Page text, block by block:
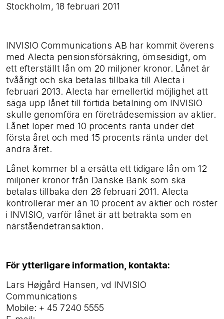
Stockholm, 18 februari 2011
INVISIO Communications AB har kommit överens
med Alecta pensionsförsäkring, ömsesidigt, om
ett efterställt lån om 20 miljoner kronor. Lånet är
tvåårigt och ska betalas tillbaka till Alecta i
februari 2013. Alecta har emellertid möjlighet att
säga upp lånet till förtida betalning om INVISIO
skulle genomföra en företrädesemission av aktier.
Lånet löper med 10 procents ränta under det
första året och med 15 procents ränta under det
andra året.
Lånet kommer bl a ersätta ett tidigare lån om 12
miljoner kronor från Danske Bank som ska
betalas tillbaka den 28 februari 2011. Alecta
kontrollerar mer än 10 procent av aktier och röster
i INVISIO, varför lånet är att betrakta som en
närståendetransaktion.
För ytterligare information, kontakta:
Lars Højgård Hansen, vd INVISIO
Communications
Mobile: + 45 7240 5555